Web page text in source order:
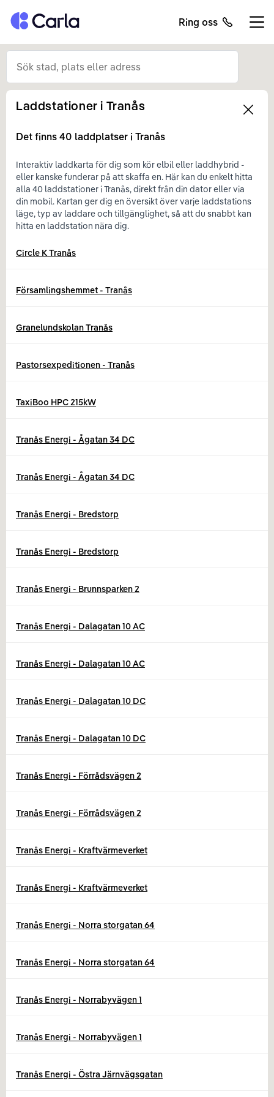
Tillbaka till startsidan Ring oss
Left
Laddstationer i Tranås
Det finns 40 laddplatser i Tranås
Interaktiv laddkarta för dig som kör elbil eller laddhybrid -
eller kanske funderar på att skaffa en. Här kan du enkelt hitta
alla 40 laddstationer i Tranås, direkt från din dator eller via
din mobil. Kartan ger dig en översikt över varje laddstations
läge, typ av laddare och tillgänglighet, så att du snabbt kan
hitta en laddstation nära dig.
Circle K Tranås
Församlingshemmet - Tranås
Granelundskolan Tranås
Pastorsexpeditionen - Tranås
TaxiBoo HPC 215kW
Tranås Energi - Ågatan 34 DC
Tranås Energi - Ågatan 34 DC
Tranås Energi - Bredstorp
Tranås Energi - Bredstorp
Tranås Energi - Brunnsparken 2
Tranås Energi - Dalagatan 10 AC
Tranås Energi - Dalagatan 10 AC
Tranås Energi - Dalagatan 10 DC
Tranås Energi - Dalagatan 10 DC
Tranås Energi - Förrådsvägen 2
Tranås Energi - Förrådsvägen 2
Tranås Energi - Kraftvärmeverket
Tranås Energi - Kraftvärmeverket
Tranås Energi - Norra storgatan 64
Tranås Energi - Norra storgatan 64
Tranås Energi - Norrabyvägen 1
Tranås Energi - Norrabyvägen 1
Tranås Energi - Östra Järnvägsgatan